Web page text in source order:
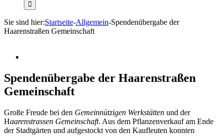
Sie sind hier:Startseite-Allgemein-Spendenübergabe der
Haarenstraßen Gemeinschaft
Spendenübergabe der Haarenstraßen
Gemeinschaft
Große Freude bei den Gemeinnützigen Werkstätten und der
Haarenstrassen Gemeinschaft. Aus dem Pflanzenverkauf am Ende
der Stadtgärten und aufgestockt von den Kaufleuten konnten